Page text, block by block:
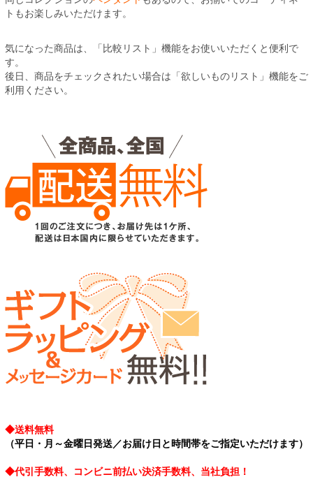
トもお楽しみいただけます。
気になった商品は、「比較リスト」機能をお使いいただくと便利で
す。
後日、商品をチェックされたい場合は「欲しいものリスト」機能をご
利用ください。
◆送料無料
（平日・月～金曜日発送／お届け日と時間帯をご指定いただけます）
◆代引手数料、コンビニ前払い決済手数料、当社負担！